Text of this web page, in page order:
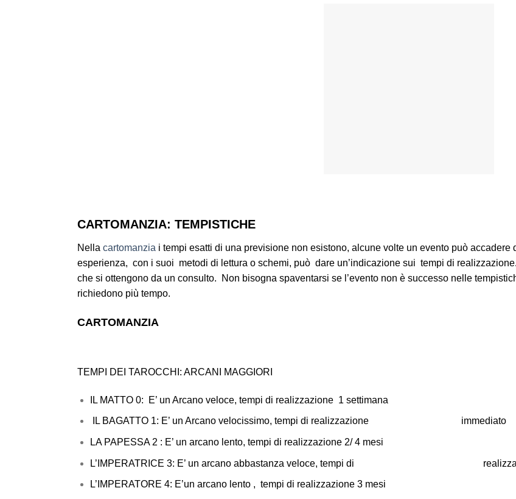
CARTOMANZIA: TEMPISTICHE
Nella cartomanzia i tempi esatti di una previsione non esistono, alcune volte un evento può accadere
esperienza, con i suoi metodi di lettura o schemi, può dare un’indicazione sui tempi di
che si ottengono da un consulto. Non bisogna spaventarsi se l’evento non è successo nelle
richiedono più tempo.
CARTOMANZIA
TEMPI DEI TAROCCHI: ARCANI MAGGIORI
IL MATTO 0: E’ un Arcano veloce, tempi di realizzazione 1 settimana
IL BAGATTO 1: E’ un Arcanovelocissimo, tempi di realizzazione
LA PAPESSA 2 : E’ un arcano lento, tempi di realizzazione 2/ 4 mesi
L’IMPERATRICE 3: E’ un arcano abbastanza veloce, tempi di
L’IMPERATORE 4: E’un arcano lento , tempi di realizzazione 3 mesi